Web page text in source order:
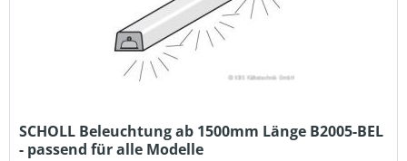
SCHOLL Beleuchtung ab 1500mm Länge B2005-BEL
- passend für alle Modelle